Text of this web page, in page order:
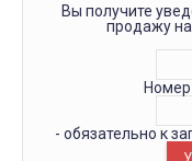
Вы получите
продажу
- обязательно к